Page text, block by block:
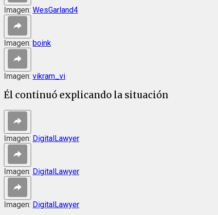
Imagen: WesGarland4
Imagen: boink
Imagen: vikram_vi
Él continuó explicando la situación
Imagen: DigitalLawyer
Imagen: DigitalLawyer
Imagen: DigitalLawyer